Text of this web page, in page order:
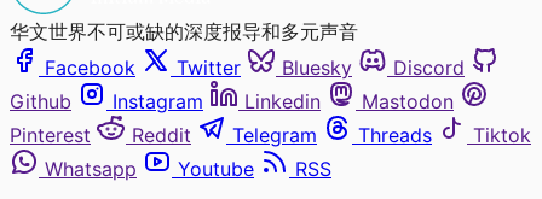
华文世界不可或缺的深度报导和多元声音
Facebook
Twitter Bluesky
Discord
Github
Instagram Linkedin
Mastodon
Pinterest
Reddit Telegram Threads
Tiktok
Whatsapp
Youtube
RSS